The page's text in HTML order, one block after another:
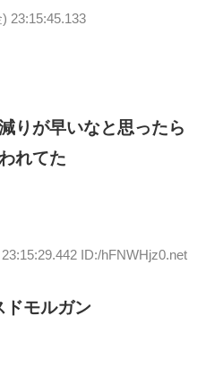
23:15:45.133
りが早いなと思ったら
れてた
ID:/hFNWHjz0.net
ドモルガン